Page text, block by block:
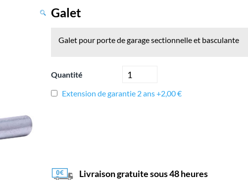
Galet
Galet pour porte de garage sectionnelle et basculante
Quantité
Extension de garantie 2 ans +2,00 €
Livraison gratuite sous 48 heures